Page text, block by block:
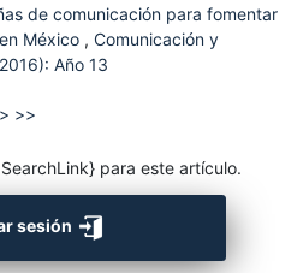
de comunicación para fomentar
México , Comunicación y
Año 13
> >>
para este artículo.
sesión